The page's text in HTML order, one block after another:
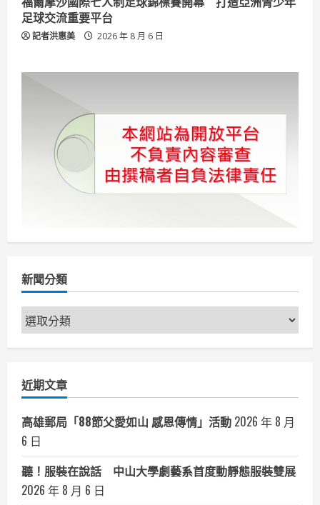
足球交流重要平台
記者洪惠美 2026 年 8 月 6 日
新聞分類
新
聞
近期文章
高雄郵局「88節父愛如山 感恩傳情」活動 2026 年 8 月
6 日
聽！服裝在說話 中山大學劇藝系首度動靜態服裝雙展
2026 年 8 月 6 日